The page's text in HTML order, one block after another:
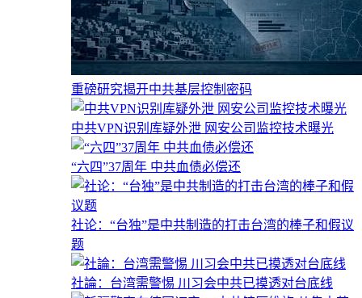
重磅研究揭开中共基层控制密码
中共VPN识别库疑外泄 网安公司监控技术曝光
“六四”37周年 中共血债必偿还
社论：“台独”是中共制造的打击台湾的棒子和假议
题
社論：台湾需警惕 川习会中共已摸透对台底线